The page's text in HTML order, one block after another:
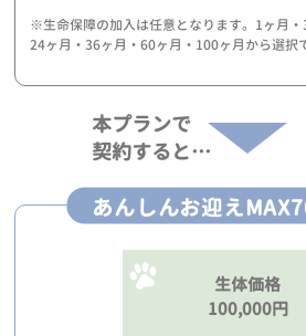
※生命保障の加入は任意となります。1ヶ月・
24ヶ月・36ヶ月・60ヶ月・100ヶ月から選択
本プランで
契約すると…
あんしんお迎え
生体価格
100,000円